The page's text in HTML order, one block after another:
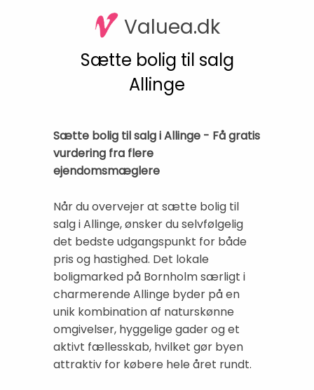
Valuea.dk
Sætte bolig til salg
Allinge
Sætte bolig til salg i Allinge - Få gratis
vurdering fra flere
ejendomsmæglere
Når du overvejer at sætte bolig til
salg i Allinge, ønsker du selvfølgelig
det bedste udgangspunkt for både
pris og hastighed. Det lokale
boligmarked på Bornholm særligt i
charmerende Allinge byder på en
unik kombination af naturskønne
omgivelser, hyggelige gader og et
aktivt fællesskab, hvilket gør byen
attraktiv for købere hele året rundt.